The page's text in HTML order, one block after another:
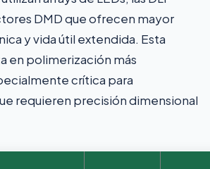
DMD que ofrecen mayor
y vida útil extendida. Esta
en polimerización más
crítica para
requieren precisión dimensional